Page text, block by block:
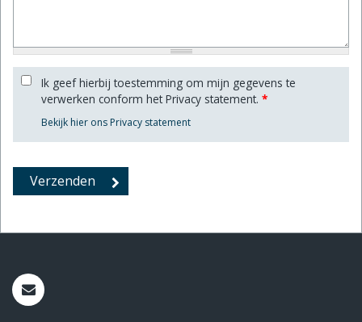
Ik geef hierbij toestemming om mijn gegevens te
verwerken conform het Privacy statement. *
Bekijk hier ons Privacy statement